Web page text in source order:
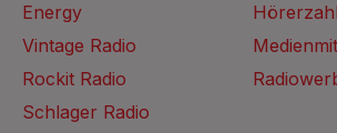
Energy
Vintage Radio
Rockit Radio
Schlager Radio